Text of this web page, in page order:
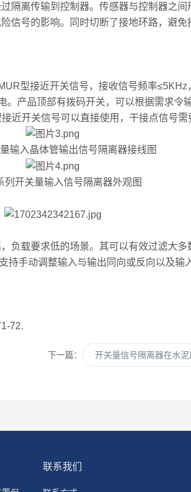
离传输到控制器。传感器与控制器之间
信号的影响。同时切断了接地环路，避
型接近开关信号，接收信号频率≤5KHz
产品顶部有拨码开关，可以根据需求令
近开关信号可以直接使用，干接点信号
输入晶体管输出信号隔离器接线图
列开关量输入信号隔离器外观图
载要求低的场景。其可以有效过滤大多
手动调整输入与输出同向或反向以及
72.
下一篇： 开关量信号隔离器在水泥
联系我们